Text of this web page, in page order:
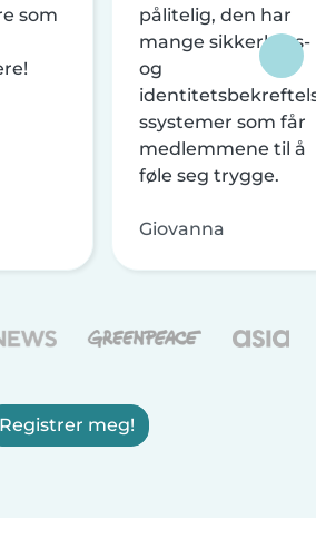
som
pålitelig, den har
mange sikkerhets-
og
ssystemer som får
medlemmene til å
føle seg trygge.
Giovanna
Registrer meg!